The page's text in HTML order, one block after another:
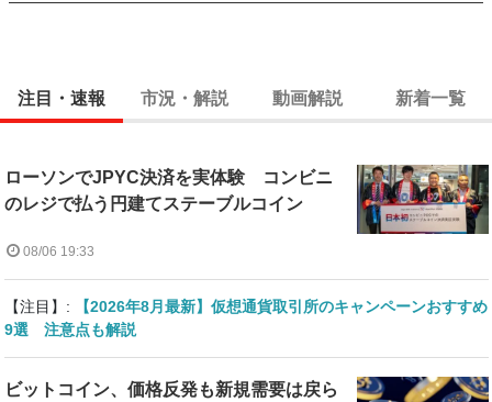
注目・速報 市況・解説 動画解説 新着一覧
ローソンでJPYC決済を実体験 コンビニ
のレジで払う円建てステーブルコイン
08/06 19:33
【注目】:
【2026年8月最新】仮想通貨取引所のキャンペーンおすすめ
9選 注意点も解説
ビットコイン、価格反発も新規需要は戻ら